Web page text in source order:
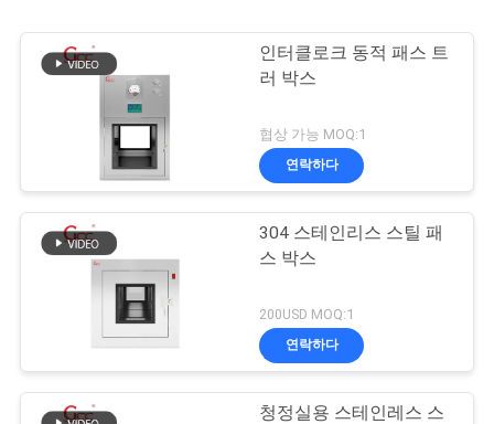
인터클로크 동적 패스 트
러 박스
협상 가능 MOQ:1
연락하다
304 스테인리스 스틸 패
스 박스
200USD MOQ:1
연락하다
청정실용 스테인레스 스